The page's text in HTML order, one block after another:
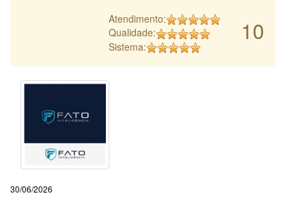
10
Atendimento:
Qualidade:
Sistema:
30/06/2026